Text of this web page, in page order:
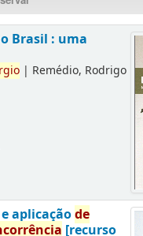
Brasil : uma
| Remédio, Rodrigo
aplicaçãode
[recurso